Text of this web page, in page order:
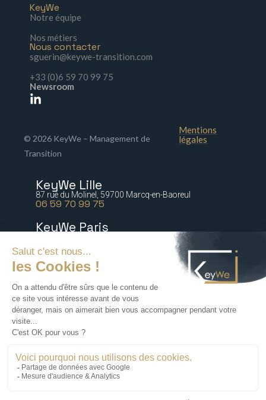
KeyWe
Notre équipe
Nos métiers
Nous contacter
sguerin@keywe-transition.com
+33 (0)6 59 70 99 75
Newsroom
© 2026 KeyWe – Management de
Transition
Mentions
légales
KeyWe Lille
87 rue du Molinel, 59700 Marcq-en-Baoreul
06 59 70 99 75
KeyWe Paris
5 bis rue Marguerite de Rochechouart 75009 Paris
06 77 64 21 54
KeyWe Nantes
06 16 47 67 88
KeyWe Lyon
72 rue Tronchet, 69006 Lyon
06 18 71 76 60